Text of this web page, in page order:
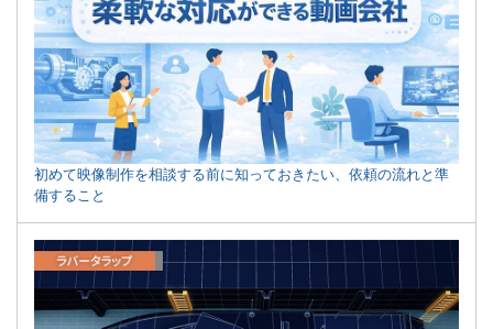
初めて映像制作を相談する前に知っておきたい、依頼の流れと準
備すること